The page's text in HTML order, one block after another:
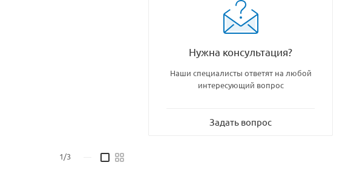
1/3
Нужна консультация?
Наши специалисты ответят на любой
интересующий вопрос
Задать вопрос